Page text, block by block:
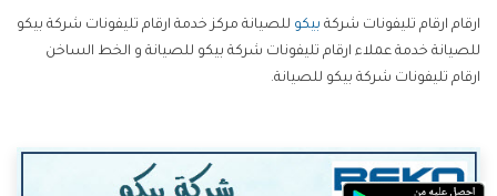
ارقام ارقام تليفونات شركة بيكو للصيانة مركز خدمة ارقام تليفونات شركة بيكو
للصيانة خدمة عملاء ارقام تليفونات شركة بيكو للصيانة و الخط الساخن
ارقام تليفونات شركة بيكو للصيانة.